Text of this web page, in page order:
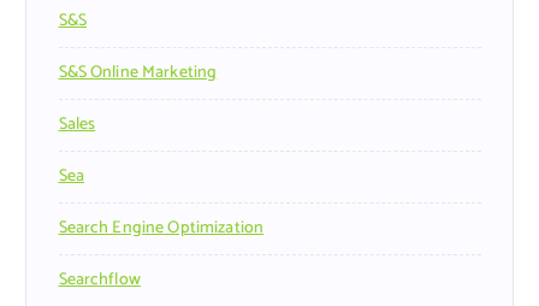
S&s
S&s Online Marketing
Sales
Sea
Search Engine Optimization
Searchflow